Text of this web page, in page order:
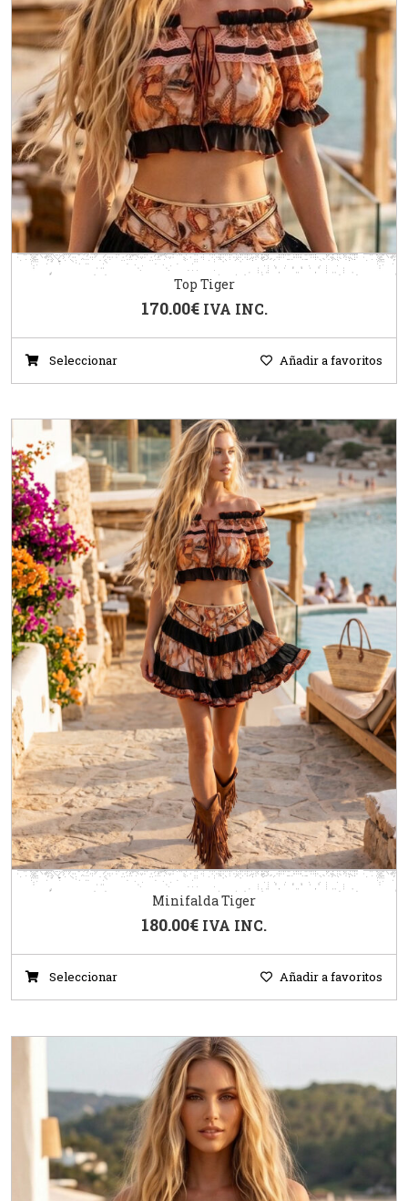
Top Tiger
170.00€ IVA INC.
Seleccionar Añadir a favoritos
Minifalda Tiger
180.00€ IVA INC.
Seleccionar Añadir a favoritos